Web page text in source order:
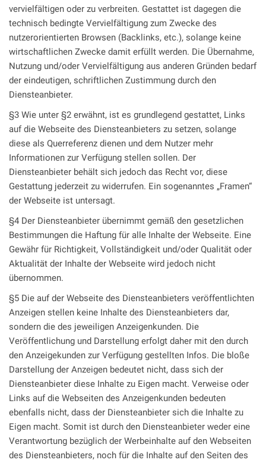
vervielfältigen oder zu verbreiten. Gestattet ist dagegen die
technisch bedingte Vervielfältigung zum Zwecke des
nutzerorientierten Browsen (Backlinks, etc.), solange keine
wirtschaftlichen Zwecke damit erfüllt werden. Die Übernahme,
Nutzung und/oder Vervielfältigung aus anderen Gründen bedarf
der eindeutigen, schriftlichen Zustimmung durch den
Diensteanbieter.
§3 Wie unter §2 erwähnt, ist es grundlegend gestattet, Links
auf die Webseite des Diensteanbieters zu setzen, solange
diese als Querreferenz dienen und dem Nutzer mehr
Informationen zur Verfügung stellen sollen. Der
Diensteanbieter behält sich jedoch das Recht vor, diese
Gestattung jederzeit zu widerrufen. Ein sogenanntes „Framen“
der Webseite ist untersagt.
§4 Der Diensteanbieter übernimmt gemäß den gesetzlichen
Bestimmungen die Haftung für alle Inhalte der Webseite. Eine
Gewähr für Richtigkeit, Vollständigkeit und/oder Qualität oder
Aktualität der Inhalte der Webseite wird jedoch nicht
übernommen.
§5 Die auf der Webseite des Diensteanbieters veröffentlichten
Anzeigen stellen keine Inhalte des Diensteanbieters dar,
sondern die des jeweiligen Anzeigenkunden. Die
Veröffentlichung und Darstellung erfolgt daher mit den durch
den Anzeigekunden zur Verfügung gestellten Infos. Die bloße
Darstellung der Anzeigen bedeutet nicht, dass sich der
Diensteanbieter diese Inhalte zu Eigen macht. Verweise oder
Links auf die Webseiten des Anzeigenkunden bedeuten
ebenfalls nicht, dass der Diensteanbieter sich die Inhalte zu
Eigen macht. Somit ist durch den Diensteanbieter weder eine
Verantwortung bezüglich der Werbeinhalte auf den Webseiten
des Diensteanbieters, noch für die Inhalte auf den Seiten des